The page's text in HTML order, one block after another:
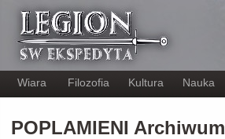
Wiara Filozofia Kultura Nauka
POPLAMIENI Archiwum